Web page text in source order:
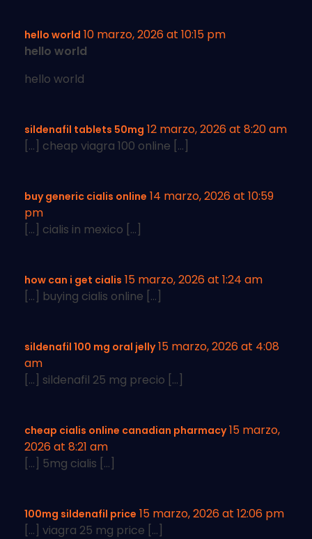
hello world 10 marzo, 2026 at 10:15 pm
hello world
hello world
sildenafil tablets 50mg 12 marzo, 2026 at 8:20 am
[…] cheap viagra 100 online […]
buy generic cialis online 14 marzo, 2026 at 10:59
pm
[…] cialis in mexico […]
how can i get cialis 15 marzo, 2026 at 1:24 am
[…] buying cialis online […]
sildenafil 100 mg oral jelly 15 marzo, 2026 at 4:08
am
[…] sildenafil 25 mg precio […]
cheap cialis online canadian pharmacy 15 marzo,
2026 at 8:21 am
[…] 5mg cialis […]
100mg sildenafil price 15 marzo, 2026 at 12:06 pm
[…] viagra 25 mg price […]